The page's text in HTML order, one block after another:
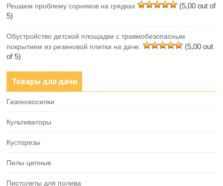
Решаем проблему сорняков на грядках
(5,00 out of
5)
Обустройство детской площадки с травмобезопасным
покрытием из резиновой плитки на даче.
(5,00 out
of 5)
Товары для дачи
Газонокосилки
Культиваторы
Кусторезы
Пилы цепные
Пистолеты для полива